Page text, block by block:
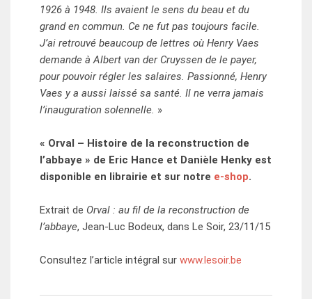
1926 à 1948. Ils avaient le sens du beau et du
grand en commun. Ce ne fut pas toujours facile.
J’ai retrouvé beaucoup de lettres où Henry Vaes
demande à Albert van der Cruyssen de le payer,
pour pouvoir régler les salaires. Passionné, Henry
Vaes y a aussi laissé sa santé. Il ne verra jamais
l’inauguration solennelle. »
« Orval – Histoire de la reconstruction de
l’abbaye » de Eric Hance et Danièle Henky est
disponible en librairie et sur notre e-shop.
Extrait de Orval : au fil de la reconstruction de
l’abbaye, Jean-Luc Bodeux, dans Le Soir, 23/11/15
Consultez l’article intégral sur www.lesoir.be